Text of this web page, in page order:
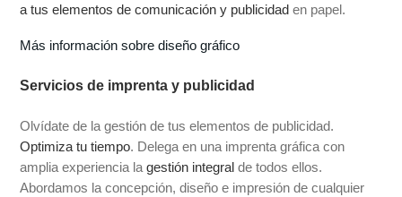
a tus elementos de comunicación y publicidad en papel.
Más información sobre diseño gráfico
Servicios de imprenta y publicidad
Olvídate de la gestión de tus elementos de publicidad.
Optimiza tu tiempo. Delega en una imprenta gráfica con
amplia experiencia lagestión integral de todos ellos.
Abordamos la concepción, diseño e impresión de cualquier